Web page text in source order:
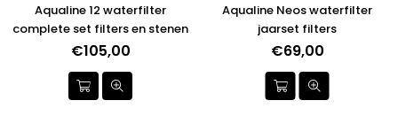
Aqualine 12 waterfilter
complete set filters en stenen
€105,00
Aqualine Neos waterfilter
jaarset filters
€69,00